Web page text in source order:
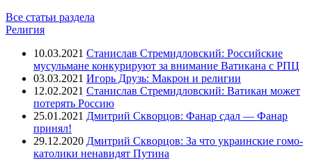
Все статьи раздела
Религия
10.03.2021 Станислав Стремидловский: Российские
мусульмане конкурируют за внимание Ватикана с РПЦ
03.03.2021 Игорь Друзь: Макрон и религии
12.02.2021 Станислав Стремидловский: Ватикан может
потерять Россию
25.01.2021 Дмитрий Скворцов: Фанар сдал — Фанар
принял!
29.12.2020 Дмитрий Скворцов: За что украинские гомо-
католики ненавидят Путина